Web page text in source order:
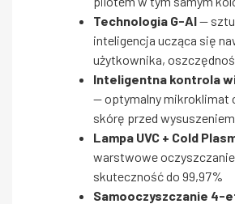
Technologia G-AI—
inteligencja ucząca się
użytkownika,
Inteligentna kontrola
— optymalny mikroklimat
skórę przed wysuszeniem
Lampa UVC + Cold
warstwowe
skuteczność do 99,97%
Samooczyszczanie 4-